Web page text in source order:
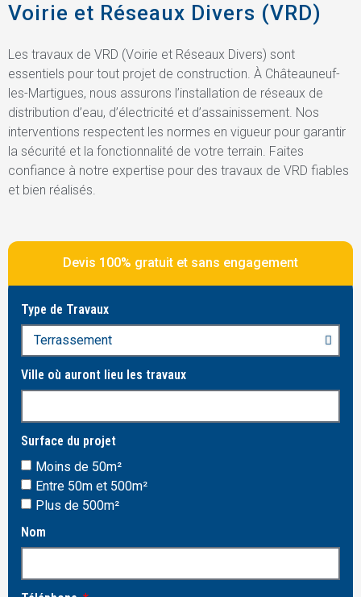
Voirie et Réseaux Divers (VRD)
Les travaux de VRD (Voirie et Réseaux Divers) sont
essentiels pour tout projet de construction. À Châteauneuf-
les-Martigues, nous assurons l’installation de réseaux de
distribution d’eau, d’électricité et d’assainissement. Nos
interventions respectent les normes en vigueur pour garantir
la sécurité et la fonctionnalité de votre terrain. Faites
confiance à notre expertise pour des travaux de VRD fiables
et bien réalisés.
Devis 100% gratuit et sans engagement
Type de Travaux
Ville où auront lieu les travaux
Surface du projet
Moins de 50m²
Entre 50m et 500m²
Plus de 500m²
Nom